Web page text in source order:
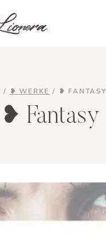
/ ❥ WERKE / ❥ FANTASY
❥ Fantasy